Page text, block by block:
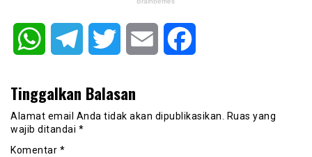
WhatsAppTelegram Twitter Email
Tinggalkan Balasan
Alamat email Anda tidak akan dipublikasikan.
Ruas yang
wajib ditandai *
Komentar *